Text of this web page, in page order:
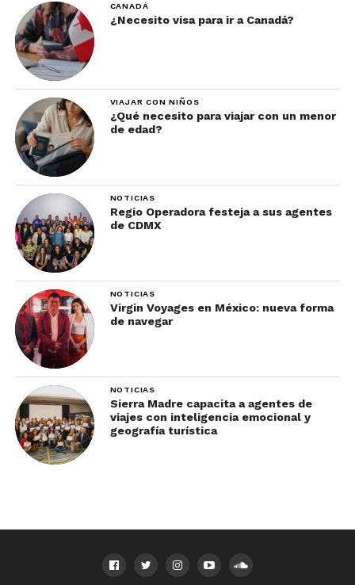
CANADÁ
¿Necesito visa para ir a Canadá?
VIAJAR CON NIÑOS
¿Qué necesito para viajar con un menor
de edad?
NOTICIAS
Regio Operadora festeja a sus agentes
de CDMX
NOTICIAS
Virgin Voyages en México: nueva forma
de navegar
NOTICIAS
Sierra Madre capacita a agentes de
viajes con inteligencia emocional y
geografía turística